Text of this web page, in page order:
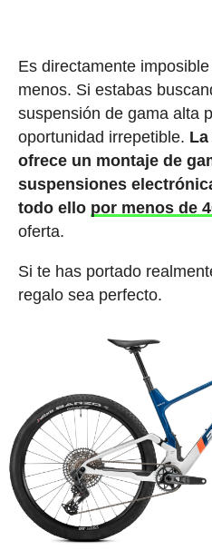
Es directamente
menos. Si estabas
suspensión de gama alta
oportunidad irrepetible.
ofrece un montaje de
suspensiones
todo ello por menos de
oferta.
Si te has portado
regalo sea perfecto.